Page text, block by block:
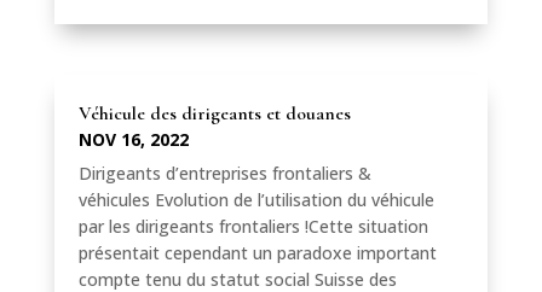
Véhicule des dirigeants et douanes
NOV 16, 2022
Dirigeants d’entreprises frontaliers &
véhicules Evolution de l’utilisation du véhicule
par les dirigeants frontaliers !Cette situation
présentait cependant un paradoxe important
compte tenu du statut social Suisse des